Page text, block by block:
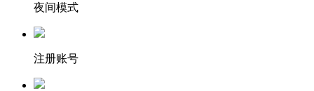
夜间模式
注册账号